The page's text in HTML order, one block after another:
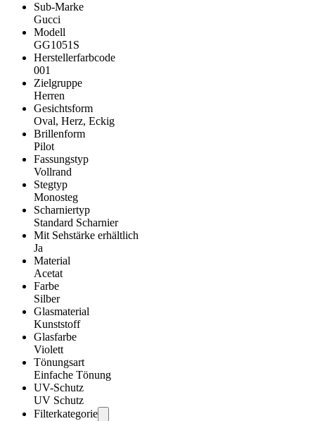
Sub-Marke
Gucci
Modell
GG1051S
Herstellerfarbcode
001
Zielgruppe
Herren
Gesichtsform
Oval, Herz, Eckig
Brillenform
Pilot
Fassungstyp
Vollrand
Stegtyp
Monosteg
Scharniertyp
Standard Scharnier
Mit Sehstärke erhältlich
Ja
Material
Acetat
Farbe
Silber
Glasmaterial
Kunststoff
Glasfarbe
Violett
Tönungsart
Einfache Tönung
UV-Schutz
UV Schutz
Filterkategorie